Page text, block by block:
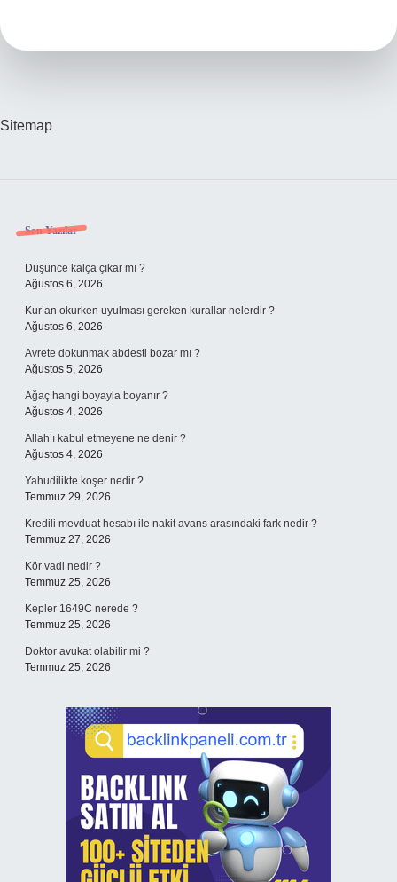
Sitemap
Sidebar
Son Yazılar
Düşünce kalça çıkar mı ?
Ağustos 6, 2026
Kur’an okurken uyulması gereken kurallar nelerdir ?
Ağustos 6, 2026
Avrete dokunmak abdesti bozar mı ?
Ağustos 5, 2026
Ağaç hangi boyayla boyanır ?
Ağustos 4, 2026
Allah’ı kabul etmeyene ne denir ?
Ağustos 4, 2026
Yahudilikte koşer nedir ?
Temmuz 29, 2026
Kredili mevduat hesabı ile nakit avans arasındaki fark nedir ?
Temmuz 27, 2026
Kör vadi nedir ?
Temmuz 25, 2026
Kepler 1649C nerede ?
Temmuz 25, 2026
Doktor avukat olabilir mi ?
Temmuz 25, 2026